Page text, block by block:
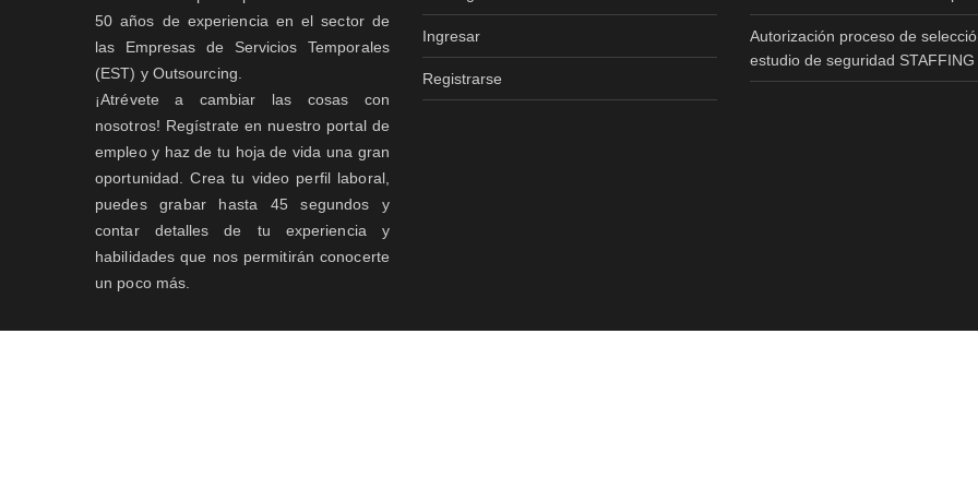
50 años de experiencia en el sector de
las Empresas de Servicios Temporales
(EST) y Outsourcing.
¡Atrévete a cambiar las cosas con
nosotros! Regístrate en nuestro portal de
empleo y haz de tu hoja de vida una gran
oportunidad. Crea tu video perfil laboral,
puedes grabar hasta 45 segundos y
contar detalles de tu experiencia y
habilidades que nos permitirán conocerte
un poco más.
Ingresar
Registrarse
Autorización proceso de
estudio de seguridad STAFFING